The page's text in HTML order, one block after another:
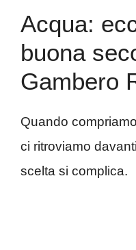
Acqua:
buona
Gambero
Quando
ci ritroviamo
scelta si complica.